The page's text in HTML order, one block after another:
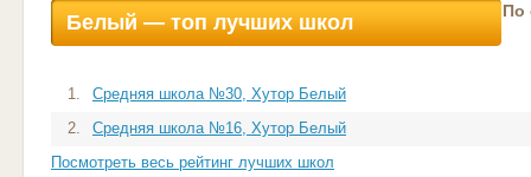
Белый — топ лучших школ По
1.
Средняя школа №30, Хутор Белый
2.
Средняя школа №16, Хутор Белый
Посмотреть весь рейтинг лучших школ